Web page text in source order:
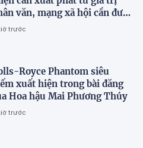
văn, mạng xã hội cần được
dụng bằng văn hóa và trách
trước
Royce Phantom siêu
xuất hiện trong bài đăng
Hoa hậu Mai Phương Thúy
trước